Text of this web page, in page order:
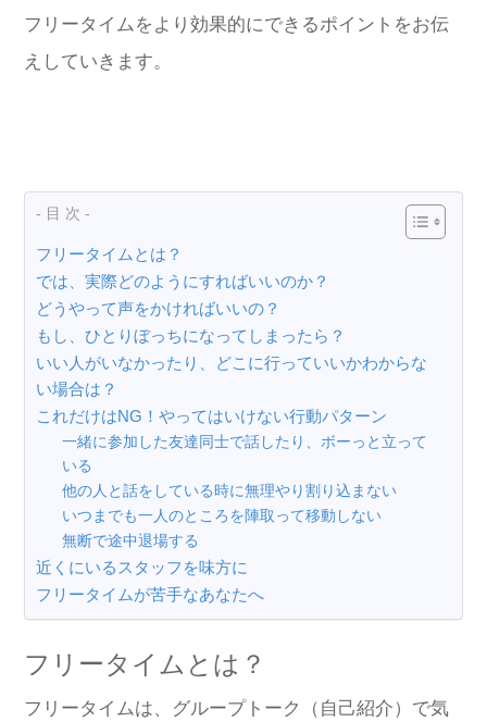
フリータイムをより効果的にできるポイントをお伝
えしていきます。
- 目 次 -
フリータイムとは？
では、実際どのようにすればいいのか？
どうやって声をかければいいの？
もし、ひとりぼっちになってしまったら？
いい人がいなかったり、どこに行っていいかわからな
い場合は？
これだけはNG！やってはいけない行動パターン
一緒に参加した友達同士で話したり、ボーっと立って
いる
他の人と話をしている時に無理やり割り込まない
いつまでも一人のところを陣取って移動しない
無断で途中退場する
近くにいるスタッフを味方に
フリータイムが苦手なあなたへ
フリータイムとは？
フリータイムは、グループトーク（自己紹介）で気